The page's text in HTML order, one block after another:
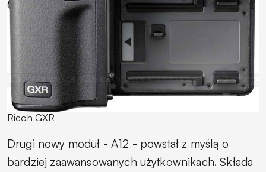
Ricoh GXR
Drugi nowy moduł - A12 - powstał z myślą o
bardziej zaawansowanych użytkownikach. Składa